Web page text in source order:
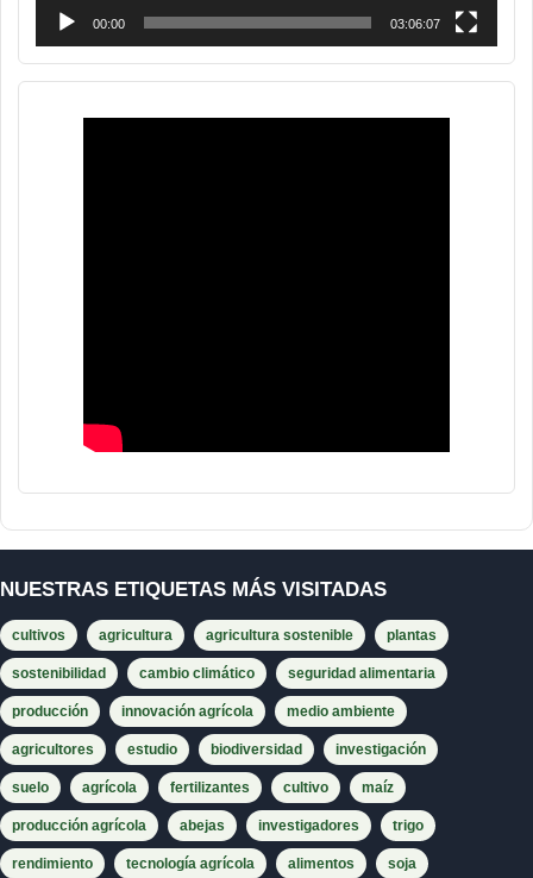
00:00 03:06:07
NUESTRAS ETIQUETAS MÁS VISITADAS
cultivos agricultura agricultura sostenible plantas
sostenibilidad cambio climático seguridad alimentaria
producción innovación agrícola medio ambiente
agricultores estudio biodiversidad investigación
suelo agrícola fertilizantes cultivo maíz
producción agrícola abejas investigadores trigo
rendimiento tecnología agrícola alimentos soja